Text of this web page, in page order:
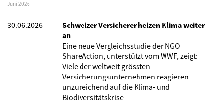
Juni 2026
30.06.2026
Schweizer Versicherer heizen Klima weiter
an
Eine neue Vergleichsstudie der NGO
ShareAction, unterstützt vom WWF, zeigt:
Viele der weltweit grössten
Versicherungsunternehmen reagieren
unzureichend auf die Klima- und
Biodiversitätskrise